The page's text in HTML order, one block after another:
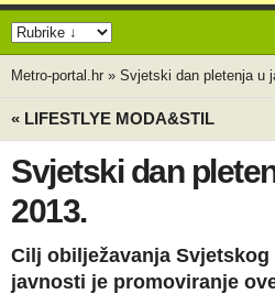
Metro-portal.hr » Svjetski dan pletenja u
« LIFESTLYE MODA&STIL
Svjetski dan
2013.
Cilj obilježavanja Svjetskog
javnosti je promoviranje